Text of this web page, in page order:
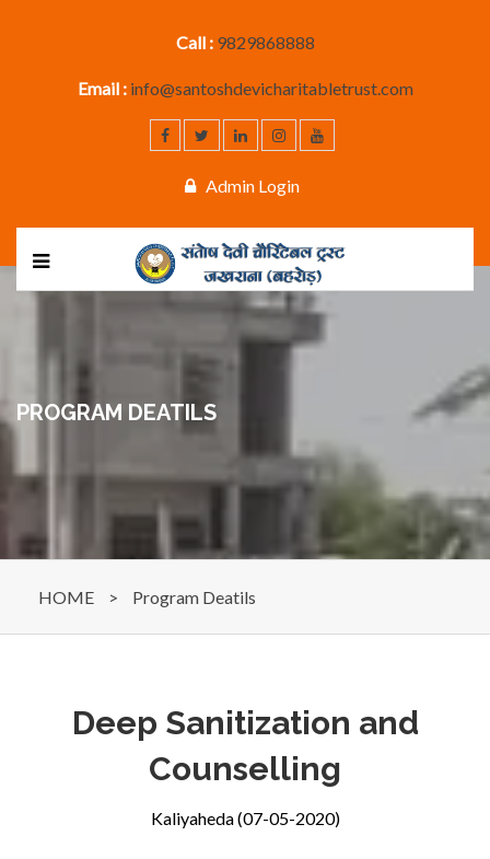
Call : 9829868888
Email : info@santoshdevicharitabletrust.com
Admin Login
PROGRAM DEATILS
HOME > Program Deatils
Deep Sanitization and
Counselling
Kaliyaheda (07-05-2020)